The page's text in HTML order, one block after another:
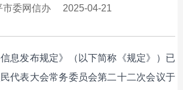
市委网信办 2025-04-21
发布规定》（以下简称《规定》）已
代表大会常务委员会第二十二次会议于